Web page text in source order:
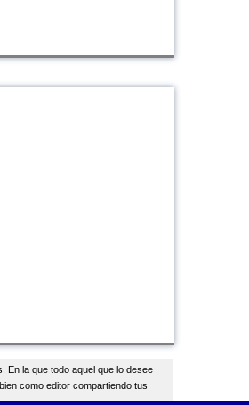
En la que todo aquel que lo desee
como editor compartiendo tus